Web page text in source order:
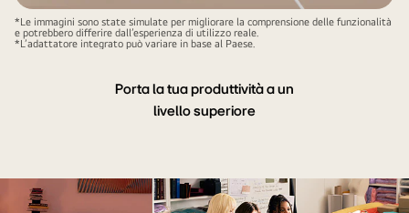
*Le immagini sono state simulate per migliorare la comprensione delle funzionalità
e potrebbero differire dall’esperienza di utilizzo reale.
*L’adattatore integrato può variare in base al Paese.
Porta la tua produttività a un
livello superiore